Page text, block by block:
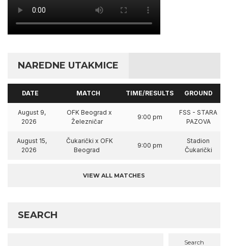
NAREDNE UTAKMICE
DATE MATCH TIME/RESULTS GROUND
August 9,
2026
OFK Beograd x
Železničar
9:00 pm
FSS - STARA
PAZOVA
August 15,
2026
Čukarički x OFK
Beograd
9:00 pm
Stadion
Čukarički
VIEW ALL MATCHES
SEARCH
Search